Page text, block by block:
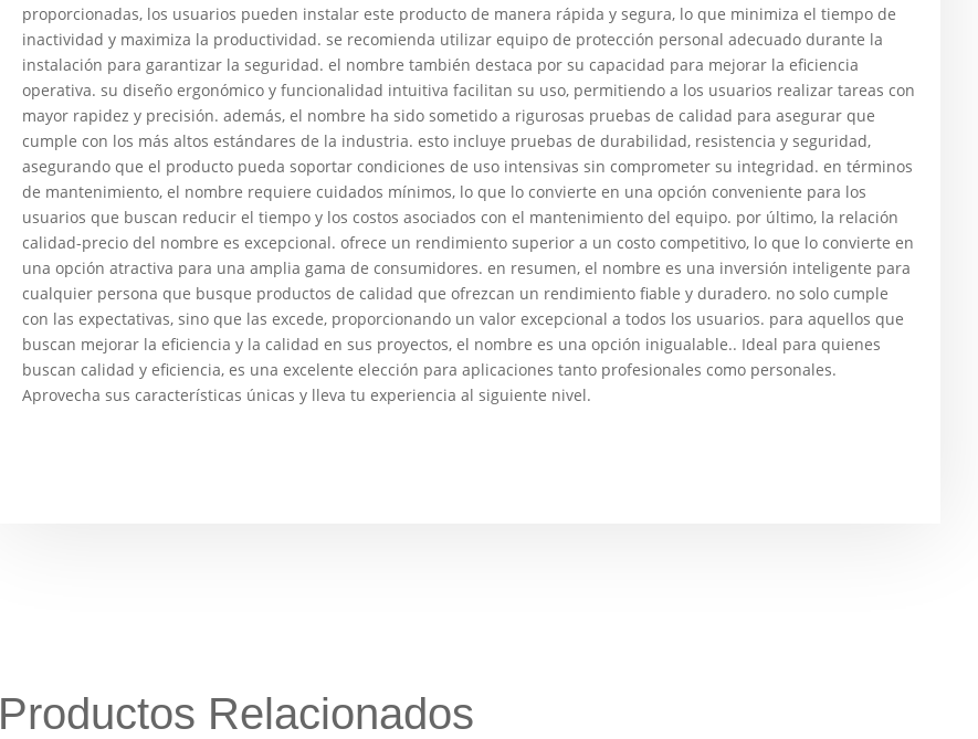
proporcionadas, los usuarios pueden instalar este producto de manera rápida y segura, lo que minimiza el tiempo de
inactividad y maximiza la productividad. se recomienda utilizar equipo de protección personal adecuado durante la
instalación para garantizar la seguridad. el nombre también destaca por su capacidad para mejorar la eficiencia
operativa. su diseño ergonómico y funcionalidad intuitiva facilitan su uso, permitiendo a los usuarios realizar tareas con
mayor rapidez y precisión. además, el nombre ha sido sometido a rigurosas pruebas de calidad para asegurar que
cumple con los más altos estándares de la industria. esto incluye pruebas de durabilidad, resistencia y seguridad,
asegurando que el producto pueda soportar condiciones de uso intensivas sin comprometer su integridad. en términos
de mantenimiento, el nombre requiere cuidados mínimos, lo que lo convierte en una opción conveniente para los
usuarios que buscan reducir el tiempo y los costos asociados con el mantenimiento del equipo. por último, la relación
calidad-precio del nombre es excepcional. ofrece un rendimiento superior a un costo competitivo, lo que lo convierte en
una opción atractiva para una amplia gama de consumidores. en resumen, el nombre es una inversión inteligente para
cualquier persona que busque productos de calidad que ofrezcan un rendimiento fiable y duradero. no solo cumple
con las expectativas, sino que las excede, proporcionando un valor excepcional a todos los usuarios. para aquellos que
buscan mejorar la eficiencia y la calidad en sus proyectos, el nombre es una opción inigualable.. Ideal para quienes
buscan calidad y eficiencia, es una excelente elección para aplicaciones tanto profesionales como personales.
Aprovecha sus características únicas y lleva tu experiencia al siguiente nivel.
Productos Relacionados